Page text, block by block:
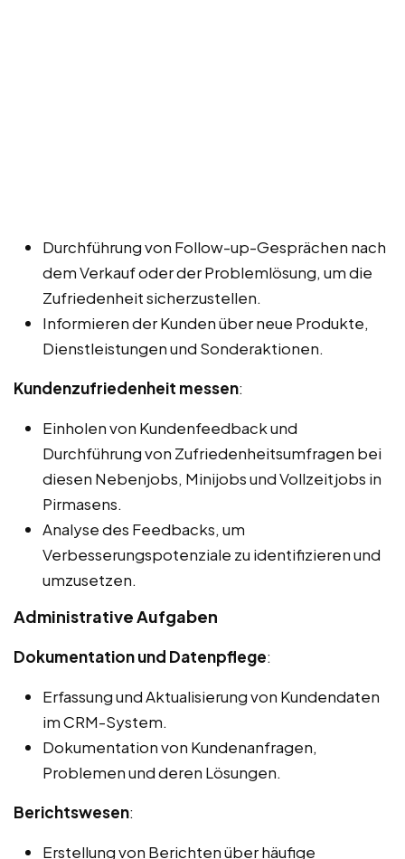
Durchführung von Follow-up-Gesprächen nach
dem Verkauf oder der Problemlösung, um die
Zufriedenheit sicherzustellen.
Informieren der Kunden über neue Produkte,
Dienstleistungen und Sonderaktionen.
Kundenzufriedenheit messen:
Einholen von Kundenfeedback und
Durchführung von Zufriedenheitsumfragen bei
diesen Nebenjobs, Minijobs und Vollzeitjobs in
Pirmasens.
Analyse des Feedbacks, um
Verbesserungspotenziale zu identifizieren und
umzusetzen.
Administrative Aufgaben
Dokumentation und Datenpflege:
Erfassung und Aktualisierung von Kundendaten
im CRM-System.
Dokumentation von Kundenanfragen,
Problemen und deren Lösungen.
Berichtswesen:
Erstellung von Berichten über häufige